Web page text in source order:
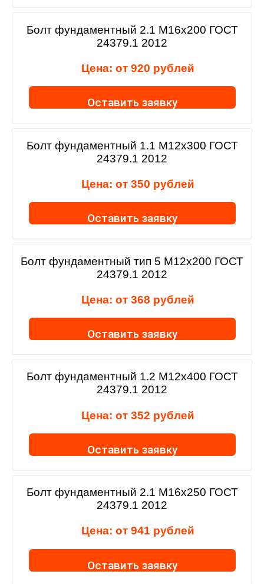
Болт фундаментный 2.1 М16х200 ГОСТ
24379.1 2012
Цена: от 920 рублей
Оставить заявку
Болт фундаментный 1.1 М12х300 ГОСТ
24379.1 2012
Цена: от 350 рублей
Оставить заявку
Болт фундаментный тип 5 М12х200 ГОСТ
24379.1 2012
Цена: от 368 рублей
Оставить заявку
Болт фундаментный 1.2 М12х400 ГОСТ
24379.1 2012
Цена: от 352 рублей
Оставить заявку
Болт фундаментный 2.1 М16х250 ГОСТ
24379.1 2012
Цена: от 941 рублей
Оставить заявку